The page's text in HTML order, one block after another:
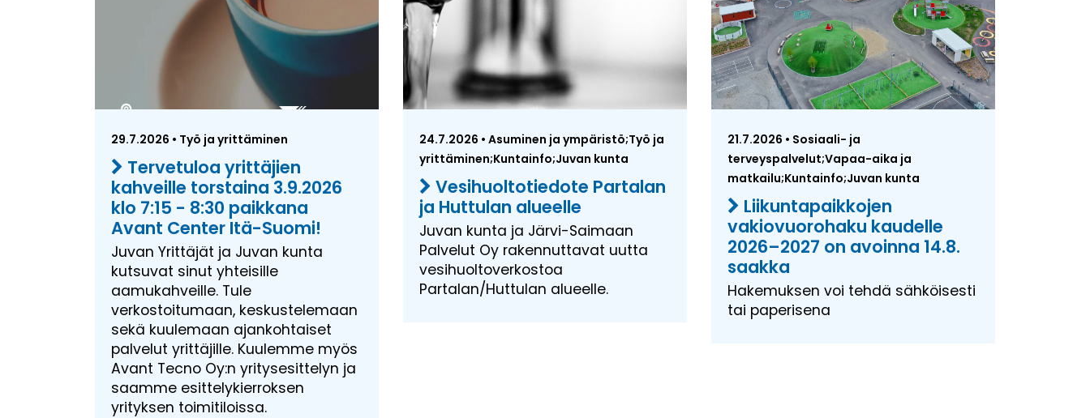
29.7.2026 • Työ ja yrittäminen
Tervetuloa yrittäjien
kahveille torstaina 3.9.2026
klo 7:15 - 8:30 paikkana
Avant Center Itä-Suomi!
Juvan Yrittäjät ja Juvan kunta
kutsuvat sinut yhteisille
aamukahveille. Tule
verkostoitumaan, keskustelemaan
sekä kuulemaan ajankohtaiset
palvelut yrittäjille. Kuulemme myös
Avant Tecno Oy:n yritysesittelyn ja
saamme esittelykierroksen
yrityksen toimitiloissa.
24.7.2026 • Asuminen ja ympäristö;Työ ja
yrittäminen;Kuntainfo;Juvan kunta
Vesihuoltotiedote Partalan
ja Huttulan alueelle
Juvan kunta ja Järvi-Saimaan
Palvelut Oy rakennuttavat uutta
vesihuoltoverkostoa
Partalan/Huttulan alueelle.
21.7.2026 • Sosiaali- ja
terveyspalvelut;Vapaa-aika ja
matkailu;Kuntainfo;Juvan kunta
Liikuntapaikkojen
vakiovuorohaku kaudelle
2026–2027 on avoinna 14.8.
saakka
Hakemuksen voi tehdä sähköisesti
tai paperisena